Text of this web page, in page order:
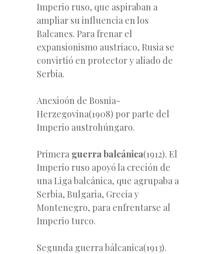
Imperio ruso, que aspiraban a
ampliar su influencia en los
Balcanes. Para frenar el
expansionismo austriaco, Rusia se
convirtió en protector y aliado de
Serbia.
Anexioón de Bosnia-
Herzegovina(1908) por parte del
Imperio austrohúngaro.
Primera guerrabalcánica(1912). El
Imperio ruso apoyó la crecíón de
una Liga balcánica, que agrupaba a
Serbia, Bulgaria, Grecia y
Montenegro, para enfrentarse al
Imperio turco.
Segunda guerra bálcanica(1913).